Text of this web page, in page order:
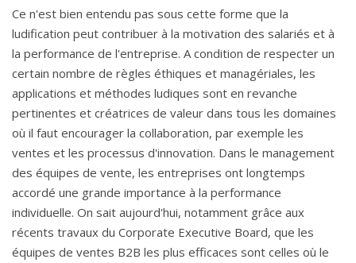
Ce n'est bien entendu pas sous cette forme que la
ludification peut contribuer à la motivation des salariés et à
la performance de l'entreprise. A condition de respecter un
certain nombre de règles éthiques et managériales, les
applications et méthodes ludiques sont en revanche
pertinentes et créatrices de valeur dans tous les domaines
où il faut encourager la collaboration, par exemple les
ventes et les processus d'innovation. Dans le management
des équipes de vente, les entreprises ont longtemps
accordé une grande importance à la performance
individuelle. On sait aujourd'hui, notamment grâce aux
récents travaux du Corporate Executive Board, que les
équipes de ventes B2B les plus efficaces sont celles où le